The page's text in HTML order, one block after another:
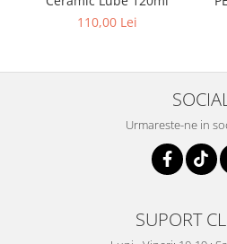
110,00 Lei
Urmareste-ne in
SUPORT